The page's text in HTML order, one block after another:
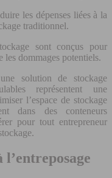
les dépenses liées à la
traditionnel.
sont conçus pour
les dommages potentiels.
solution de stockage
représentent une
l’espace de stockage
dans des conteneurs
pour tout entrepreneur
l’entreposage